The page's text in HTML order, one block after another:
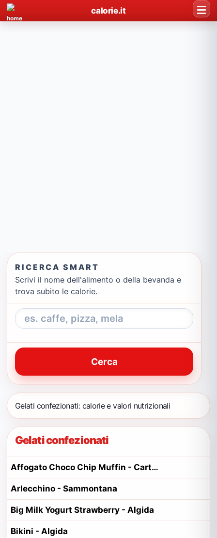
calorie.it
RICERCA SMART
Scrivi il nome dell'alimento o della bevanda e
trova subito le calorie.
Cerca
Gelati confezionati: calorie e valori nutrizionali
Gelati confezionati
Affogato Choco Chip Muffin - Carte d'Or
Arlecchino - Sammontana
Big Milk Yogurt Strawberry - Algida
Bikini - Algida